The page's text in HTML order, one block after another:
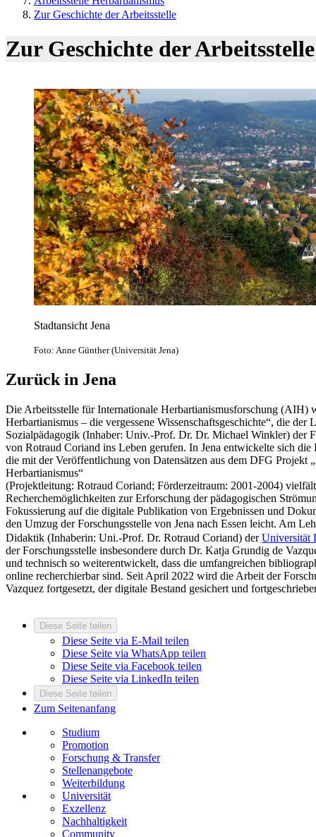
Zur Geschichte der Arbeitsstelle
Zur Geschichte der Arbeitsstelle
Stadtansicht Jena
Foto: Anne Günther (Universität Jena)
Zurück in Jena
Die Arbeitsstelle für Internationale Herbartianismusforschung (AIH)
Herbartianismus – die vergessene Wissenschaftsgeschichte“, die
Sozialpädagogik (Inhaber: Univ.-Prof. Dr. Dr. Michael Winkler) der
von Rotraud Coriand ins Leben gerufen. In Jena entwickelte sich die
die mit der Veröffentlichung von Datensätzen aus dem DFG Projekt
Herbartianismus“
(Projektleitung: Rotraud Coriand; Förderzeitraum: 2001-2004)
Recherchemöglichkeiten zur Erforschung der pädagogischen
Fokussierung auf die digitale Publikation von Ergebnissen und
den Umzug der Forschungsstelle von Jena nach Essen leicht. Am
Didaktik (Inhaberin: Uni.-Prof. Dr. Rotraud Coriand) derUniversität
der Forschungsstelle insbesondere durch Dr. Katja Grundig de
und technisch so weiterentwickelt, dass die umfangreichen
online recherchierbar sind. Seit April 2022 wird die Arbeit der
Vazquez fortgesetzt, der digitale Bestand gesichert und
Diese Seite teilen
Diese Seite via E-Mail teilen
Diese Seite via WhatsApp teilen
Diese Seite via Facebook teilen
Diese Seite via LinkedIn teilen
Diese Seite teilen
Zum Seitenanfang
Studium
Promotion
Forschung & Transfer
Stellenangebote
Weiterbildung
Universität
Exzellenz
Nachhaltigkeit
Community